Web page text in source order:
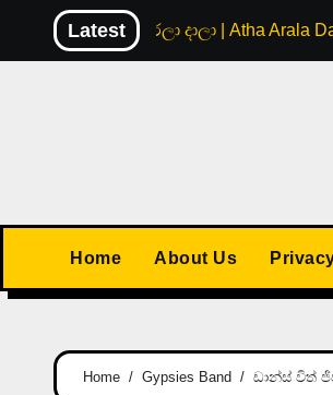
Latestඅත ඇරලා දාලා | Atha Arala
Home About Us
Home Gypsies Band ඩාන්ස් විත්